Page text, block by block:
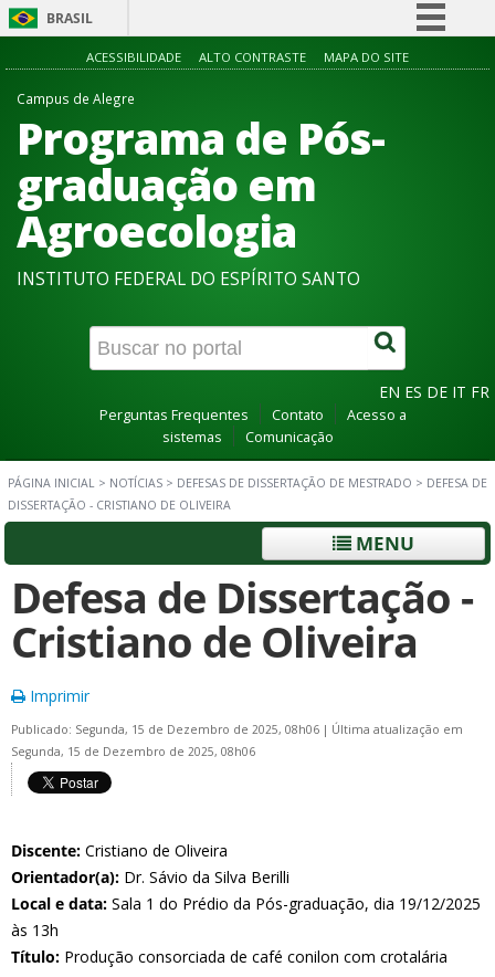
BRASIL
Simplifique!
Participe
Acesso à informação
ACESSIBILIDADE ALTO CONTRASTE MAPA DO SITE
Campus de Alegre
Programa de Pós-
graduação em
Agroecologia
INSTITUTO FEDERAL DO ESPÍRITO SANTO
EN ES DE IT FR
Perguntas Frequentes Contato
Acesso a
sistemas
Comunicação
PÁGINA INICIAL > NOTÍCIAS > DEFESAS DE DISSERTAÇÃO DE MESTRADO > DEFESA DE
DISSERTAÇÃO - CRISTIANO DE OLIVEIRA
MENU
Defesa de Dissertação -
Cristiano de Oliveira
Imprimir
Publicado: Segunda, 15 de Dezembro de 2025, 08h06 | Última atualização em
Segunda, 15 de Dezembro de 2025, 08h06
Discente: Cristiano de Oliveira
Orientador(a): Dr. Sávio da Silva Berilli
Local e data: Sala 1 do Prédio da Pós-graduação, dia 19/12/2025
às 13h
Título: Produção consorciada de café conilon com crotalária